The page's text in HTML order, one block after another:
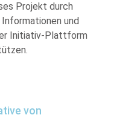
Projekt durch
und
Initiativ-Plattform
von